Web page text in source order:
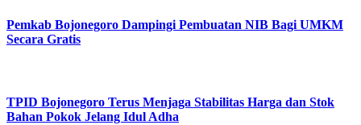
Pemkab Bojonegoro Dampingi Pembuatan NIB Bagi UMKM
Secara Gratis
TPID Bojonegoro Terus Menjaga Stabilitas Harga dan Stok
Bahan Pokok Jelang Idul Adha